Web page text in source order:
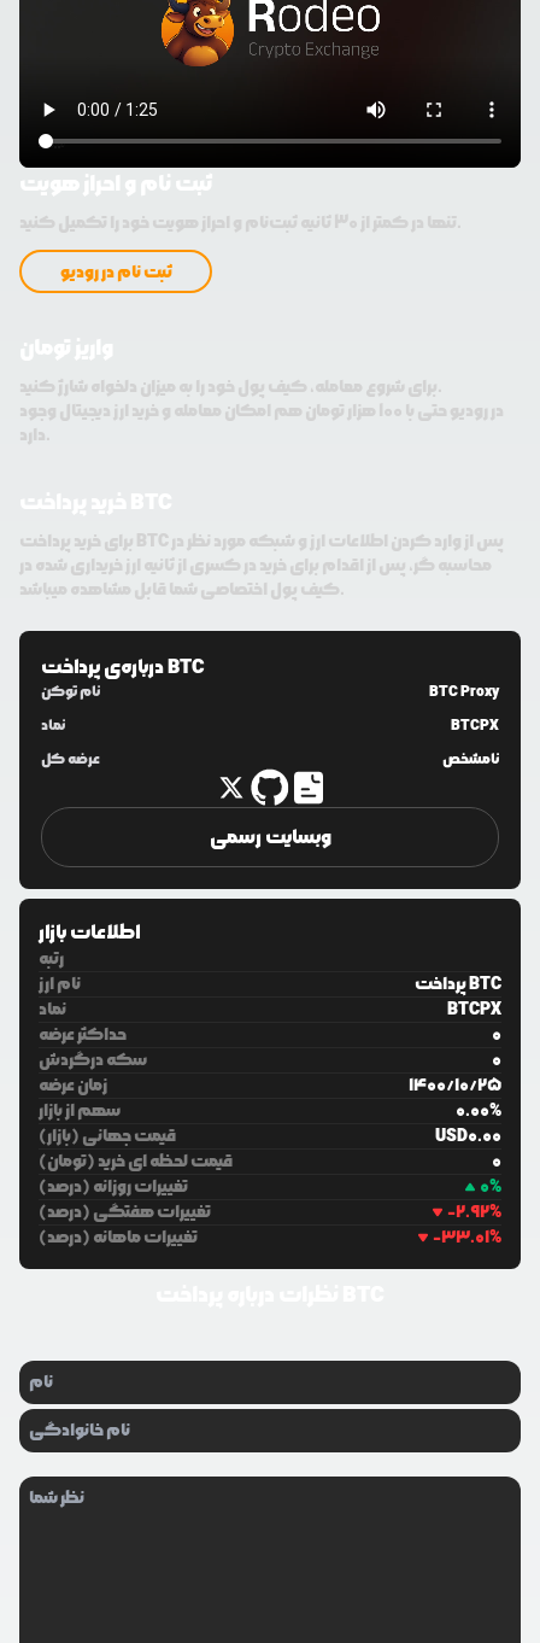
تنها در کمتر از 30 ثانیه ثبت‌نام و احراز هویت خود را تکمیل کنید.
ثبت نام در رودیو
برای شروع معامله، کیف پول خود را به میزان دلخواه شارژ کنید.
در رودیو حتی با 100 هزار تومان هم امکان معامله و خرید ارز دیجیتال وجود
دارد.
برای خرید پرداخت BTC پس از وارد کردن اطلاعات ارز و شبکه مورد نظر در
محاسبه گر، پس از اقدام برای خرید در کسری از ثانیه ارز خریداری شده در
کیف پول اختصاصی شما قابل مشاهده میباشد.
درباره‌یپرداخت BTC
نام توکن
BTC Proxy
نماد
BTCPX
عرضه کل
نامشخص
وبسایت رسمی
اطلاعات بازار
رتبه
نام ارز
پرداخت BTC
نماد
BTCPX
حداکثر عرضه
0
سکه درگردش
0
زمان عرضه
1400/10/25
سهم از بازار
0.00%
قیمت جهانی (بازار)
USD0.00
قیمت لحظه ای خرید (تومان)
0
تغییرات روزانه (درصد)
0%
تغییرات هفتگی (درصد)
-2.92%
تغییرات ماهانه (درصد)
-33.01%